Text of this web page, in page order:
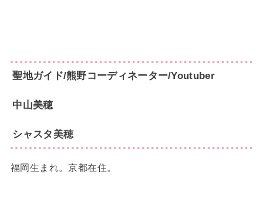
聖地ガイド/熊野コーディネーター/Youtuber
中山美穂
シャスタ美穂
福岡生まれ。京都在住。